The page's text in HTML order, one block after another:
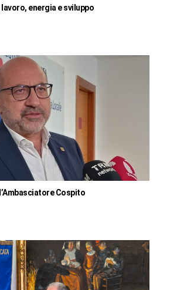
energia e sviluppo
Cospito